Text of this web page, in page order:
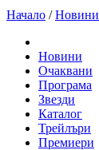
Начало / Новини
Новини
Очаквани
Програма
Звезди
Каталог
Трейлъри
Премиери